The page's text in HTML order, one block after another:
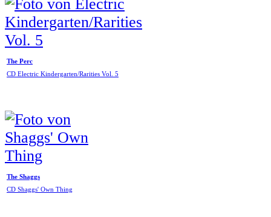
The Perc
CD Electric Kindergarten/Rarities Vol. 5
The Shaggs
CD Shaggs' Own Thing